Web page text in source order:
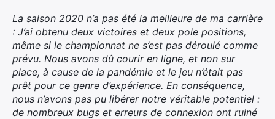
La saison 2020 n’a pas été la meilleure de ma carrière
: J’ai obtenu deux victoires et deux pole positions,
même si le championnat ne s’est pas déroulé comme
prévu. Nous avons dû courir en ligne, et non sur
place, à cause de la pandémie et le jeu n’était pas
prêt pour ce genre d’expérience. En conséquence,
nous n’avons pas pu libérer notre véritable potentiel :
de nombreux bugs et erreurs de connexion ont ruiné